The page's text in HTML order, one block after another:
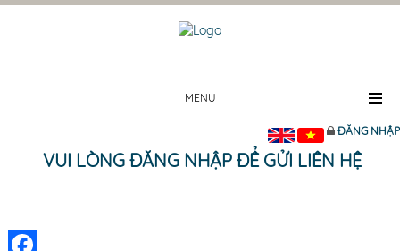
MENU
ĐĂNG NHẬP
VUI LÒNG ĐĂNG NHẬP ĐỂ GỬI LIÊN HỆ